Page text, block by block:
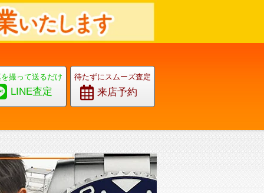
撮って送るだけ
LINE査定
待たずにスムーズ査定
来店予約